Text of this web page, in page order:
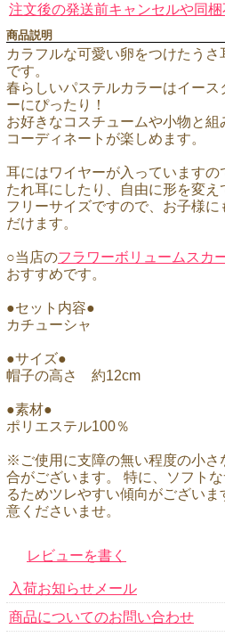
注文後の発送前キャンセルや同
商品説明
カラフルな可愛い卵をつけたう
です。
春らしいパステルカラーはイース
ーにぴったり！
お好きなコスチュームや小物と
コーディネートが楽しめます。
耳にはワイヤーが入っていますの
たれ耳にしたり、自由に形を変え
フリーサイズですので、お子様
だけます。
○当店のフラワーボリュームスカ
おすすめです。
●セット内容●
カチューシャ
●サイズ●
帽子の高さ 約12cm
●素材●
ポリエステル100％
※ご使用に支障の無い程度の小さ
合がございます。 特に、ソフト
るためツレやすい傾向がござい
意くださいませ。
レビューを書く
入荷お知らせメール
商品についてのお問い合わせ